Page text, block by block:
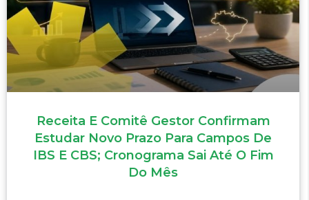
Receita E Comitê Gestor Confirmam
Estudar Novo Prazo Para Campos De
IBS E CBS; Cronograma Sai Até O Fim
Do Mês